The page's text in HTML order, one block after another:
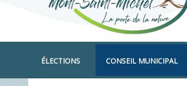
ÉLECTIONS CONSEIL MUNICIPAL